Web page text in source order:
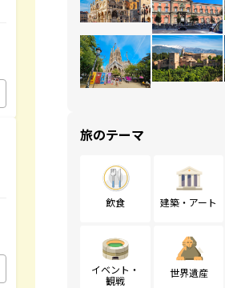
旅のテーマ
飲食 建築・アート
イベント・
観戦
世界遺産